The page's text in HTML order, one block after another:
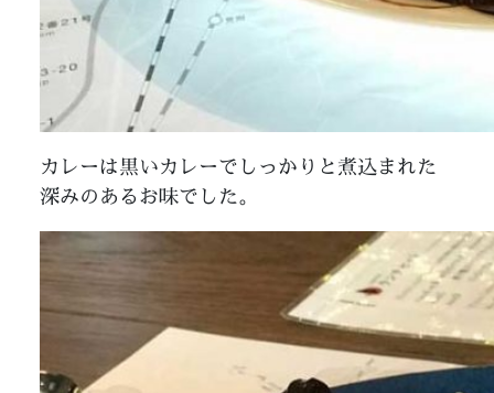
カレーは黒いカレーでしっかりと煮込まれた
深みのあるお味でした。